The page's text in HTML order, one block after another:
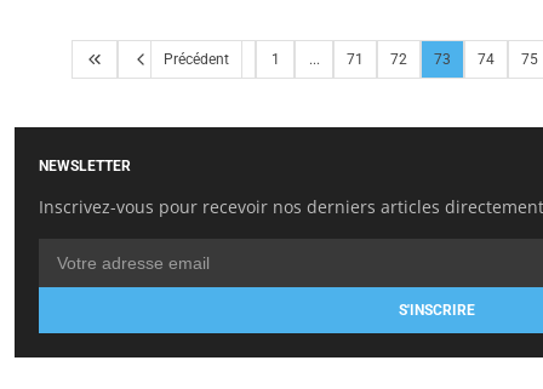
Précédent 1 ... 71 72 73 74 75
NEWSLETTER
Inscrivez-vous pour recevoir nos derniers articles
S'INSCRIRE